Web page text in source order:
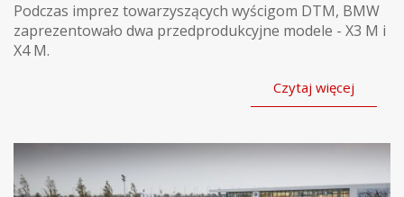
Podczas imprez towarzyszących wyścigom DTM, BMW
zaprezentowało dwa przedprodukcyjne modele - X3 M i
X4 M.
Czytaj więcej